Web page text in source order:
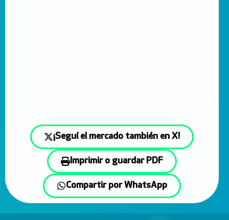
¡Seguí el mercado también en X!
Imprimir o guardar PDF
Compartir por WhatsApp